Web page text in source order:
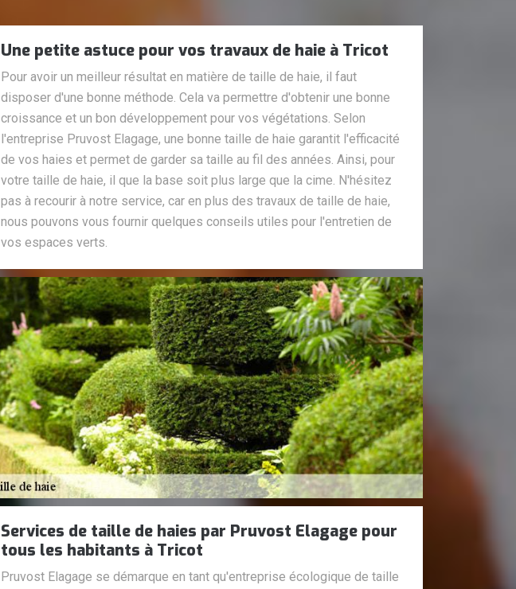
Une petite astuce pour vos travaux de haie à Tricot
Pour avoir un meilleur résultat en matière de taille de haie, il faut
disposer d'une bonne méthode. Cela va permettre d'obtenir une bonne
croissance et un bon développement pour vos végétations. Selon
l'entreprise Pruvost Elagage, une bonne taille de haie garantit l'efficacité
de vos haies et permet de garder sa taille au fil des années. Ainsi, pour
votre taille de haie, il que la base soit plus large que la cime. N'hésitez
pas à recourir à notre service, car en plus des travaux de taille de haie,
nous pouvons vous fournir quelques conseils utiles pour l'entretien de
vos espaces verts.
Services de taille de haies par Pruvost Elagage pour
tous les habitants à Tricot
Pruvost Elagage se démarque en tant qu'entreprise écologique de taille